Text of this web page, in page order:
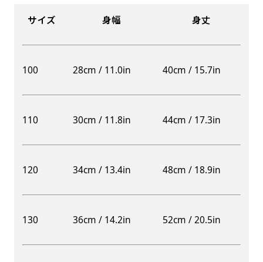
サイズ 身幅 身丈
100 28cm / 11.0in 40cm / 15.7in
110 30cm / 11.8in 44cm / 17.3in
120 34cm / 13.4in 48cm / 18.9in
130 36cm / 14.2in 52cm / 20.5in